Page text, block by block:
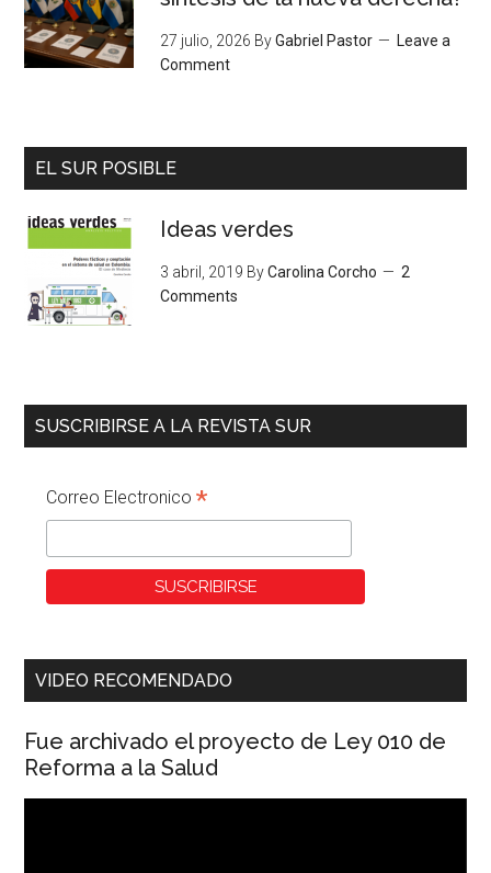
27 julio, 2026 ByGabriel Pastor
Leave a
Comment
EL SUR POSIBLE
Ideas verdes
3 abril, 2019 ByCarolina Corcho
2
Comments
SUSCRIBIRSE A LA REVISTA SUR
Correo Electronico*
VIDEO RECOMENDADO
Fue archivado el proyecto de Ley 010 de
Reforma a la Salud